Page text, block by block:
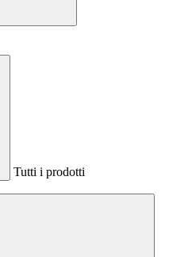
Tutti i prodotti